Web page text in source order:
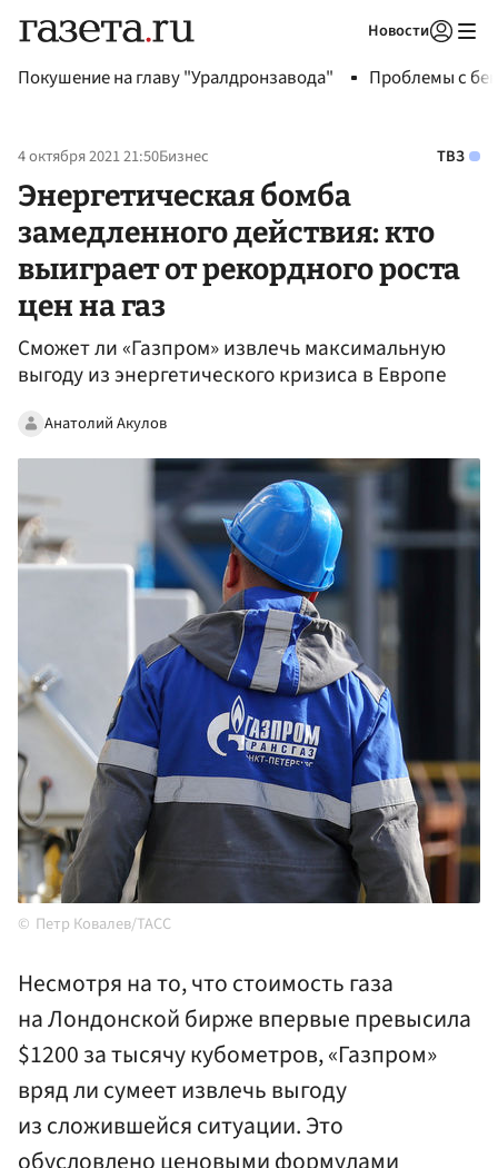
Новости
Покушение на главу "Уралдронзавода" Проблемы с
4 октября 2021 21:50Бизнес ТВЗ
Энергетическая бомба
замедленного действия: кто
выиграет от рекордного роста
цен на газ
Сможет ли «Газпром» извлечь максимальную
выгоду из энергетического кризиса в Европе
Анатолий Акулов
Петр Ковалев/ТАСС
Несмотря на то, что стоимость газа
на Лондонской бирже впервые превысила
$1200 за тысячу кубометров, «Газпром»
вряд ли сумеет извлечь выгоду
из сложившейся ситуации. Это